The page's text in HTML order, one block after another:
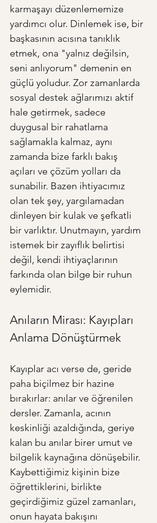
karmaşayı düzenlememize
yardımcı olur. Dinlemek ise, bir
başkasının acısına tanıklık
etmek, ona "yalnız değilsin,
seni anlıyorum" demenin en
güçlü yoludur. Zor zamanlarda
sosyal destek ağlarımızı aktif
hale getirmek, sadece
duygusal bir rahatlama
sağlamakla kalmaz, aynı
zamanda bize farklı bakış
açıları ve çözüm yolları da
sunabilir. Bazen ihtiyacımız
olan tek şey, yargılamadan
dinleyen bir kulak ve şefkatli
bir varlıktır. Unutmayın, yardım
istemek bir zayıflık belirtisi
değil, kendi ihtiyaçlarının
farkında olan bilge bir ruhun
eylemidir.
Anıların Mirası: Kayıpları
Anlama Dönüştürmek
Kayıplar acı verse de, geride
paha biçilmez bir hazine
bırakırlar: anılar ve öğrenilen
dersler. Zamanla, acının
keskinliği azaldığında, geriye
kalan bu anılar birer umut ve
bilgelik kaynağına dönüşebilir.
Kaybettiğimiz kişinin bize
öğrettiklerini, birlikte
geçirdiğimiz güzel zamanları,
onun hayata bakışını